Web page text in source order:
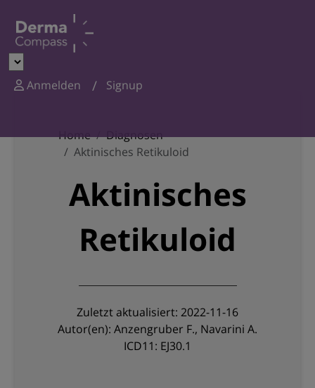
Anmelden Signup
Home
Diagnosen
Aktinisches Retikuloid
Aktinisches
Retikuloid
Zuletzt aktualisiert: 2022-11-16
Autor(en): Anzengruber F., Navarini A.
ICD11: EJ30.1